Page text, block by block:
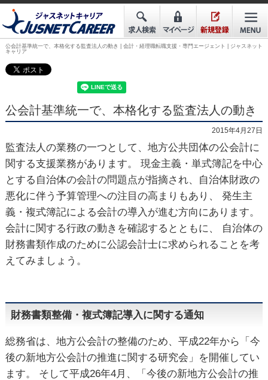
公会計基準統一で、本格化する監査法人の動き | 会計・経理職転職支援・専門エージェント | ジャスネット
キャリア
公会計基準統一で、本格化する監査法人の動き
2015年4月27日
監査法人の業務の一つとして、地方公共団体の公会計に
関する支援業務があります。 現金主義・単式簿記を中心
とする自治体の会計の問題点が指摘され、自治体財政の
悪化に伴う予算管理への注目の高まりもあり、 発生主
義・複式簿記による会計の導入が進む方向にあります。
会計に関する行政の動きを確認するとともに、 自治体の
財務書類作成のために公認会計士に求められることを考
えてみましょう。
財務書類整備・複式簿記導入に関する通知
総務省は、地方公会計の整備のため、平成22年から「今
後の新地方公会計の推進に関する研究会」を開催してい
ます。 そして平成26年4月、「今後の新地方公会計の推